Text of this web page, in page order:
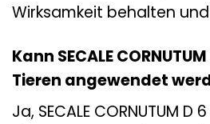
Wirksamkeit behalten
Kann SECALE
Tieren angewendet
Ja, SECALE CORNUTUM